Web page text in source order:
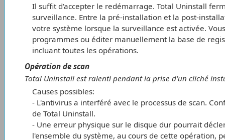
Il suffit d'accepter le redémarrage. Total Uninstall
surveillance. Entre la pré-installation et la post-
votre système lorsque la surveillance est activée.
programmes ou éditer manuellement la base de
incluant toutes les opérations.
Opération de scan
Total Uninstall est ralenti pendant la prise d'un cliché
Causes possibles:
- L'antivirus a interféré avec le processus de scan.
de Total Uninstall.
- Une erreur physique sur le disque dur pourrait
l'ensemble du système, au cours de cette opération,